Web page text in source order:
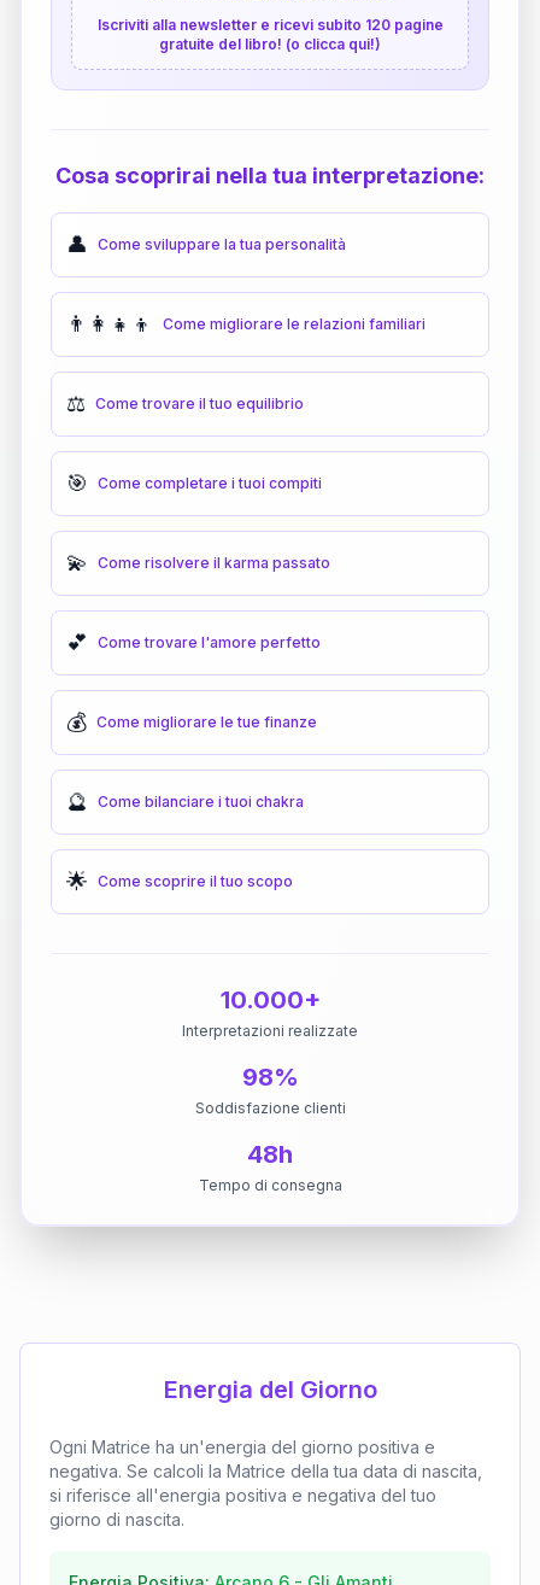
Iscriviti alla newsletter e ricevi subito 120 pagine
gratuite del libro! (o clicca qui!)
Cosa scoprirai nella tua interpretazione:
👤 Come sviluppare la tua personalità
👨‍👩‍👧‍👦 Come migliorare le relazioni familiari
⚖️ Come trovare il tuo equilibrio
🎯 Come completare i tuoi compiti
💫 Come risolvere il karma passato
💕 Come trovare l'amore perfetto
💰 Come migliorare le tue finanze
🔮 Come bilanciare i tuoi chakra
🌟 Come scoprire il tuo scopo
10.000+
Interpretazioni realizzate
98%
Soddisfazione clienti
48h
Tempo di consegna
Energia del Giorno
Ogni Matrice ha un'energia del giorno positiva e
negativa. Se calcoli la Matrice della tua data di nascita,
si riferisce all'energia positiva e negativa del tuo
giorno di nascita.